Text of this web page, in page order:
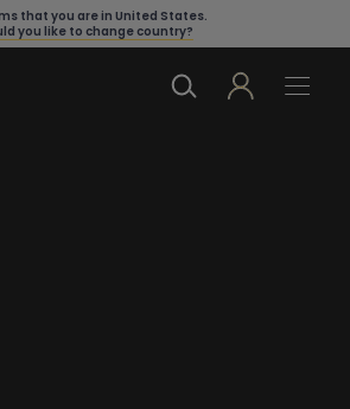
that you are in United States.
you like to change country?